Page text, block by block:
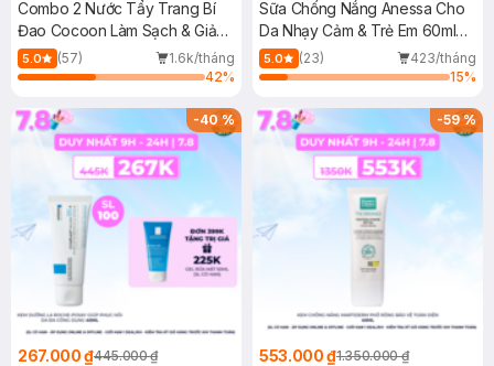
Combo 2 Nước Tẩy Trang Bí
Đao Cocoon Làm Sạch & Giảm
Dầu 500ml
5.0 (57)
1.6k/tháng
42%
Sữa Chống Nắng Anessa Cho
Da Nhạy Cảm & Trẻ Em 60ml
(Mới)
5.0 (23)
423/tháng
15%
-40%
267.000 ₫445.000 ₫
-59%
553.000 ₫1.350.000 ₫